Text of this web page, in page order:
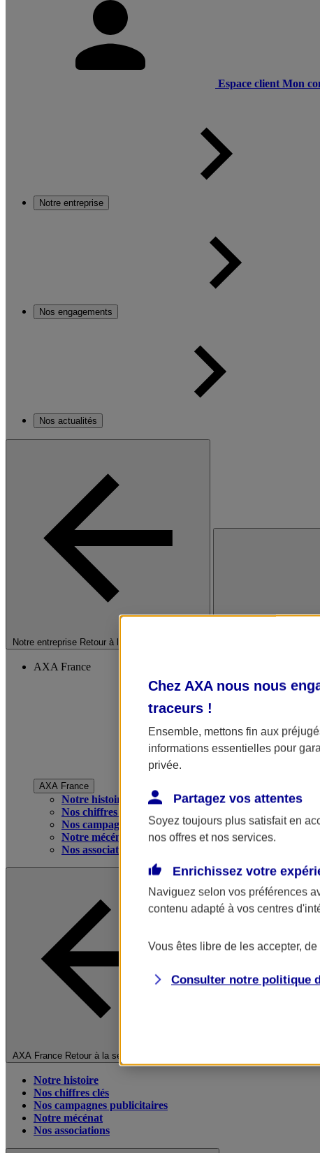
Espace client Mon
Notre entreprise
Nos engagements
Nos actualités
Notre entreprise Retour à la section précédente
AXA France
AXA France
Notre histoire
Nos chiffres clés
Nos campagnes publicitaires
Notre mécénat
Nos associations
AXA France Retour à la section précédente
Notre histoire
Nos chiffres clés
Nos campagnes publicitaires
Notre mécénat
Nos associations
Chez AXA nous nous
traceurs !
Ensemble, mettons fin aux
informations essentielles pour
privée.
Partagez vos attentes
Soyez toujours plus satisfait en
nos offres et nos services.
Enrichissez votre
Naviguez selon vos préférences
contenu adapté à vos centres
Vous êtes libre de les accepter,
Consulter notre politique